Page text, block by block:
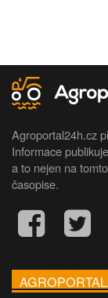
Agroportal24h.cz
Informace
a to nejen na
časopise.